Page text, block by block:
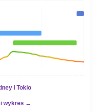
i Tokio
i wykres →